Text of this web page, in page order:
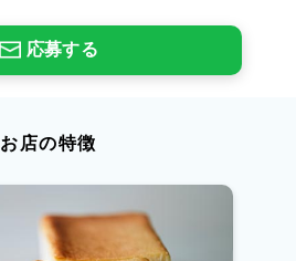
応募する
お店の特徴